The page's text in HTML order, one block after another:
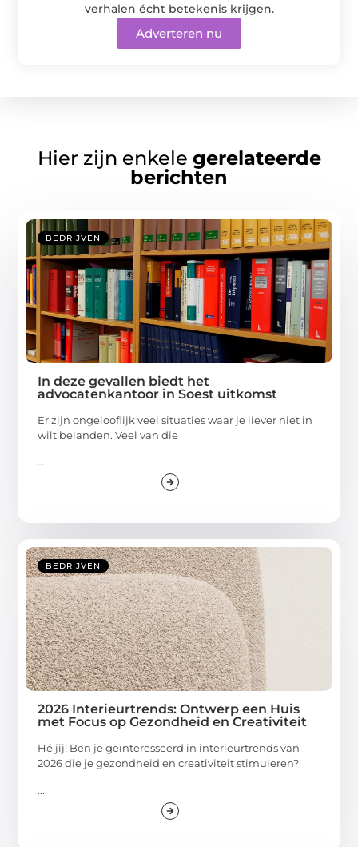
verhalen écht betekenis krijgen.
Adverteren nu
Hier zijn enkele gerelateerde
berichten
BEDRIJVEN
In deze gevallen biedt het
advocatenkantoor in Soest uitkomst
Er zijn ongelooflijk veel situaties waar je liever niet in
wilt belanden. Veel van die
...
BEDRIJVEN
2026 Interieurtrends: Ontwerp een Huis
met Focus op Gezondheid en Creativiteit
Hé jij! Ben je geïnteresseerd in interieurtrends van
2026 die je gezondheid en creativiteit stimuleren?
...